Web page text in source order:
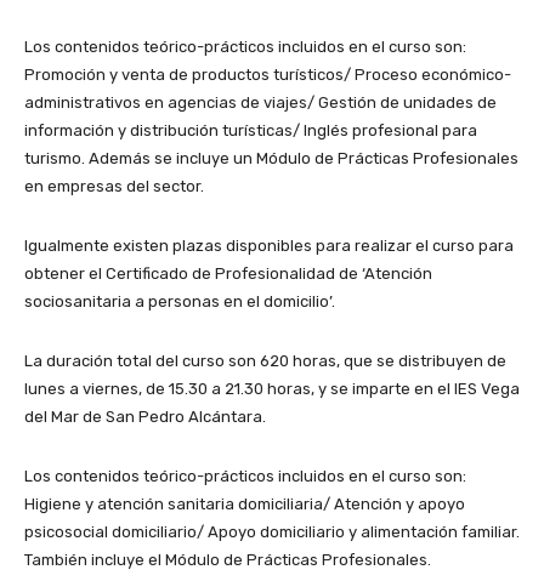
Los contenidos teórico-prácticos incluidos en el curso son:
Promoción y venta de productos turísticos/ Proceso económico-
administrativos en agencias de viajes/ Gestión de unidades de
información y distribución turísticas/ Inglés profesional para
turismo. Además se incluye un Módulo de Prácticas Profesionales
en empresas del sector.
Igualmente existen plazas disponibles para realizar el curso para
obtener el Certificado de Profesionalidad de ‘Atención
sociosanitaria a personas en el domicilio’.
La duración total del curso son 620 horas, que se distribuyen de
lunes a viernes, de 15.30 a 21.30 horas, y se imparte en el IES Vega
del Mar de San Pedro Alcántara.
Los contenidos teórico-prácticos incluidos en el curso son:
Higiene y atención sanitaria domiciliaria/ Atención y apoyo
psicosocial domiciliario/ Apoyo domiciliario y alimentación familiar.
También incluye el Módulo de Prácticas Profesionales.